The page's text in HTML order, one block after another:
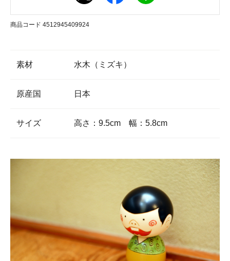
商品コード 4512945409924
素材 水木（ミズキ）
原産国 日本
サイズ 高さ：9.5cm 幅：5.8cm